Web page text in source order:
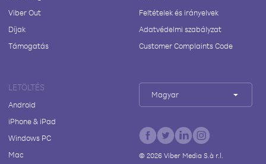
Viber Out
Díjak
Támogatás
Feltételek és irányelvek
Adatvédelmi szabályzat
Customer Complaints Code
LETÖLTÉS
Android
iPhone & iPad
Windows PC
Mac
Magyar
© 2026Viber Media S.à r.l.